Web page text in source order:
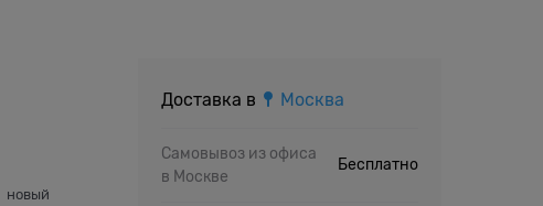
новый
Доставка в Москва
Самовывоз из офиса
в Москве
Бесплатно